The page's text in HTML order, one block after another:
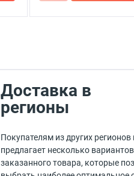
Доставка в
регионы
Покупателям из других
предлагает несколько
заказанного товара, которые